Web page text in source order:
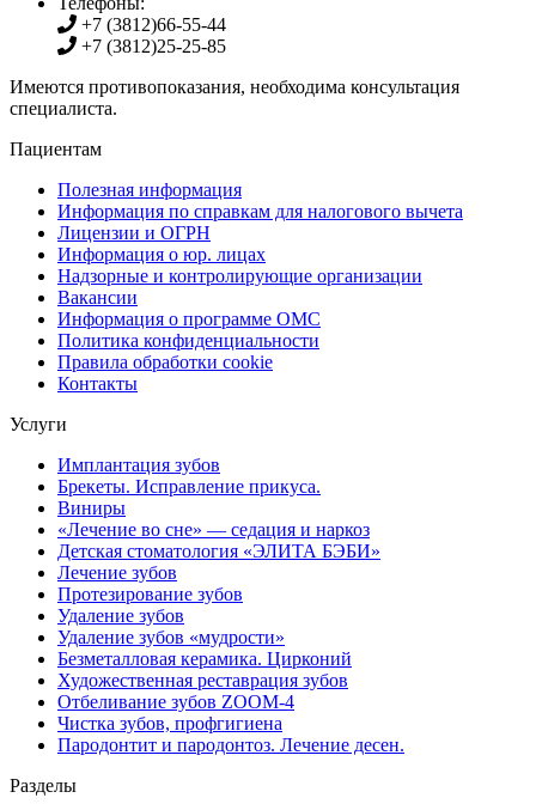
+7 (3812)66-55-44
+7 (3812)25-25-85
Имеются противопоказания, необходима консультация
специалиста.
Пациентам
Полезная информация
Информация по справкам для налогового вычета
Лицензии и ОГРН
Информация о юр. лицах
Надзорные и контролирующие организации
Вакансии
Информация о программе ОМС
Политика конфиденциальности
Правила обработки cookie
Контакты
Услуги
Имплантация зубов
Брекеты. Исправление прикуса.
Виниры
«Лечение во сне» — седация и наркоз
Детская стоматология «ЭЛИТА БЭБИ»
Лечение зубов
Протезирование зубов
Удаление зубов
Удаление зубов «мудрости»
Безметалловая керамика. Цирконий
Художественная реставрация зубов
Отбеливание зубов ZOOM-4
Чистка зубов, профгигиена
Пародонтит и пародонтоз. Лечение десен.
Разделы